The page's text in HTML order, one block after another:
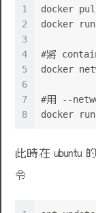
1
2
3
4
5
6
7
8
docker
docker
#將
docker
#用 --
docker
此時在 ubuntu
令